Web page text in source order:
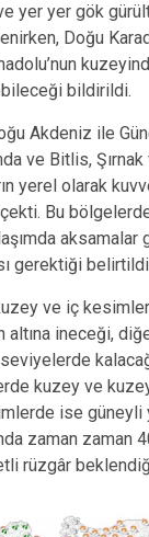
yer yer gök
Doğu
bildirildi.
Akdeniz ile
ve Bitlis,
yerel olarak
Bu
gerektiği
kuzey ve iç
altına ineceği,
kuzey ve
ise güneyli
zaman zaman
rüzgâr